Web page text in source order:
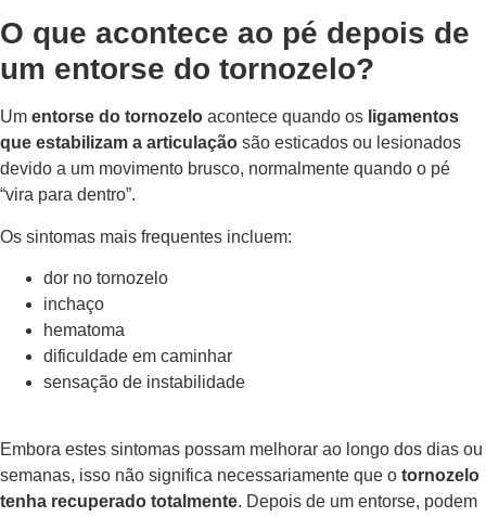
O que acontece ao pé depois de
um entorse do tornozelo?
Um entorse do tornozelo acontece quando os ligamentos
que estabilizam a articulação são esticados ou lesionados
devido a um movimento brusco, normalmente quando o pé
“vira para dentro”.
Os sintomas mais frequentes incluem:
dor no tornozelo
inchaço
hematoma
dificuldade em caminhar
sensação de instabilidade
Embora estes sintomas possam melhorar ao longo dos dias ou
semanas, isso não significa necessariamente que o tornozelo
tenha recuperado totalmente. Depois de um entorse, podem